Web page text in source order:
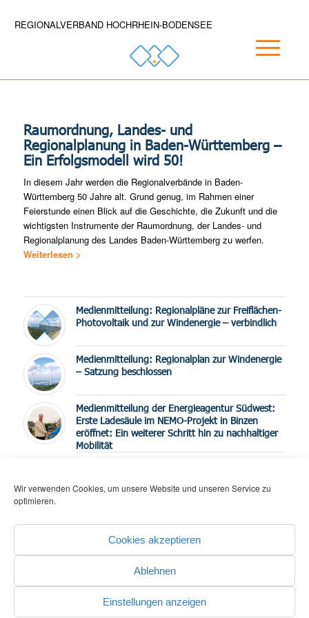
Wir verwenden Cookies, um unsere Website und unseren Service zu
optimieren.
Cookies akzeptieren
Ablehnen
Einstellungen anzeigen
REGIONALVERBAND HOCHRHEIN-BODENSEE
Raumordnung, Landes- und
Regionalplanung in Baden-Württemberg –
Ein Erfolgsmodell wird 50!
In diesem Jahr werden die Regionalverbände in Baden-
Württemberg 50 Jahre alt. Grund genug, im Rahmen einer
Feierstunde einen Blick auf die Geschichte, die Zukunft und die
wichtigsten Instrumente der Raumordnung, der Landes- und
Regionalplanung des Landes Baden-Württemberg zu werfen.
Weiterlesen >
Medienmitteilung: Regionalpläne zur Freiflächen-
Photovoltaik und zur Windenergie – verbindlich
Medienmitteilung: Regionalplan zur Windenergie
– Satzung beschlossen
Medienmitteilung der Energieagentur Südwest:
Erste Ladesäule im NEMO-Projekt in Binzen
eröffnet: Ein weiterer Schritt hin zu nachhaltiger
Mobilität
Kandertal und am Oberrhein geht weiter
© COPYRIGHT - REGIONALVERBAND HOCHRHEIN-BODENSEE